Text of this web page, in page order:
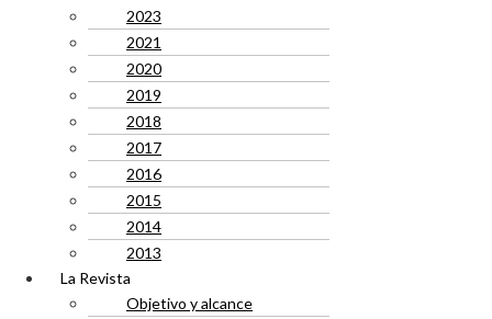
2023
2021
2020
2019
2018
2017
2016
2015
2014
2013
La Revista
Objetivo y alcance